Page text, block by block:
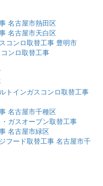
名古屋市熱田区
名古屋市天白区
コンロ取替工事 豊明市
ンロ取替工事
トインガスコンロ取替工事
名古屋市千種区
ガスオーブン取替工事
名古屋市緑区
フード取替工事 名古屋市千